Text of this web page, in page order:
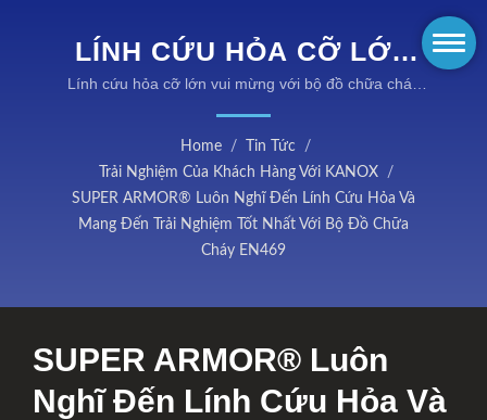
LÍNH CỨU HỎA CỠ LỚN
VUI MỪNG VỚI BỘ ĐỒ
CHỮA CHÁY SUPER
ARMOR EN469 CỦA MÌNH
| VẢI CHỐNG CHÁY
KANOX®: DÒNG SẢN
DIỆN
Lính cứu hỏa cỡ lớn vui mừng với bộ đồ chữa cháy
hộ tuân thủ NFPA cho lính cứu hỏa
Home / Tin Tức
/
Trải Nghiệm Của Khách Hàng Với KANOX
/
SUPER ARMOR® Luôn Nghĩ Đến Lính Cứu Hỏa Và
Mang Đến Trải Nghiệm Tốt Nhất Với Bộ Đồ Chữa
Cháy EN469
SUPER ARMOR® Luôn
Nghĩ Đến Lính Cứu Hỏa Và